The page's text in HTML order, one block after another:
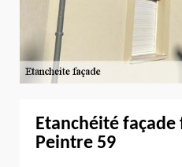
Etanchéité façade
Peintre 59